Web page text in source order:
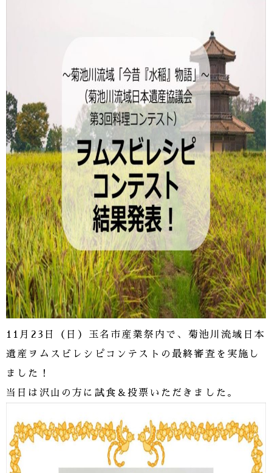
11月23日（日）玉名市産業祭内で、菊池川流域日本
遺産ヲムスビレシピコンテストの最終審査を実施し
ました！
当日は沢山の方に試食＆投票いただきました。